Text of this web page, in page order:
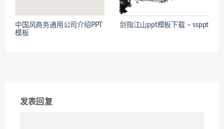
中国风商务通用公司介绍PPT
模板
剑指江山ppt模板下载 – ssppt
发表回复